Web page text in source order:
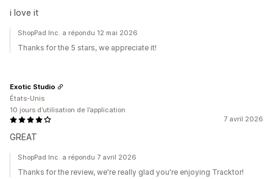
i love it
ShopPad Inc. a répondu 12 mai 2026
Thanks for the 5 stars, we appreciate it!
7 avril 2026
GREAT
Exotic Studio
États-Unis
10 jours d’utilisation de l’application
ShopPad Inc. a répondu 7 avril 2026
Thanks for the review, we're really glad you're enjoying Tracktor!